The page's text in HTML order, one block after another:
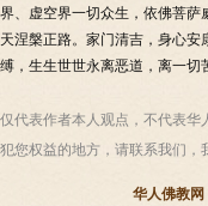
、虚空界一切众生，依佛菩
涅槃正路。家门清吉，身心
，生生世世永离恶道，离一
代表作者本人观点，不代表
您权益的地方，请联系我们，
华人佛教网